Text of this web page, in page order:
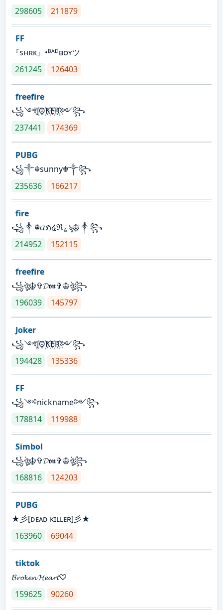
298605
211879
FF
『sʜʀᴋ』•ᴮᴬᴰʙᴏʏツ
261245
126403
freefire
꧁༺J꙰O꙰K꙰E꙰R꙰༻꧂
237441
174369
PUBG
꧁༒☬sunny☬༒꧂
235636
166217
fire
꧁༒☬ᤂℌ໔ℜ؏ৡ☬༒꧂
214952
152115
freefire
꧁ঔৣ☬✞𝓓𝖔𝖓✞☬ঔৣ꧂
196039
145797
Joker
꧁༺J꙰O꙰K꙰E꙰R꙰༻꧂
194428
135336
FF
꧁༺nickname༻꧂
178814
119988
Simbol
꧁ঔৣ☬✞𝓓𝖔𝖓✞☬ঔৣ꧂
168816
124203
PUBG
★彡[ᴅᴇᴀᴅ ᴋɪʟʟᴇʀ]彡★
163960
69044
tiktok
𝓑𝓻𝓸𝓴𝓮𝓷 𝓗𝓮𝓪𝓻𝓽♡
159625
90260